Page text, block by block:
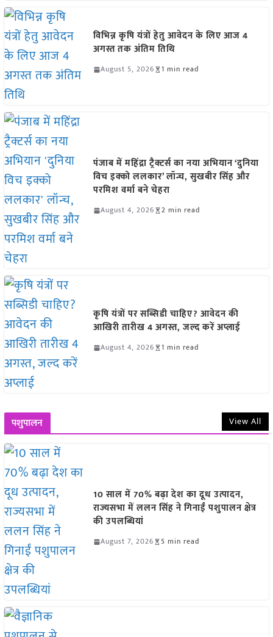
विभिन्न कृषि यंत्रों हेतु आवेदन के लिए आज 4
अगस्त तक अंतिम तिथि
August 5, 2026 1 min read
पंजाब में महिंद्रा ट्रैक्टर्स का नया अभियान ‘दुनिया
विच इक्को ललकार’ लॉन्च, सुखबीर सिंह और
परमिश वर्मा बने चेहरा
August 4, 2026 2 min read
कृषि यंत्रों पर सब्सिडी चाहिए? आवेदन की
आखिरी तारीख 4 अगस्त, जल्द करें अप्लाई
August 4, 2026 1 min read
पशुपालन View All
10 साल में 70% बढ़ा देश का दूध उत्पादन,
राज्यसभा में ललन सिंह ने गिनाईं पशुपालन क्षेत्र
की उपलब्धियां
August 7, 2026 5 min read